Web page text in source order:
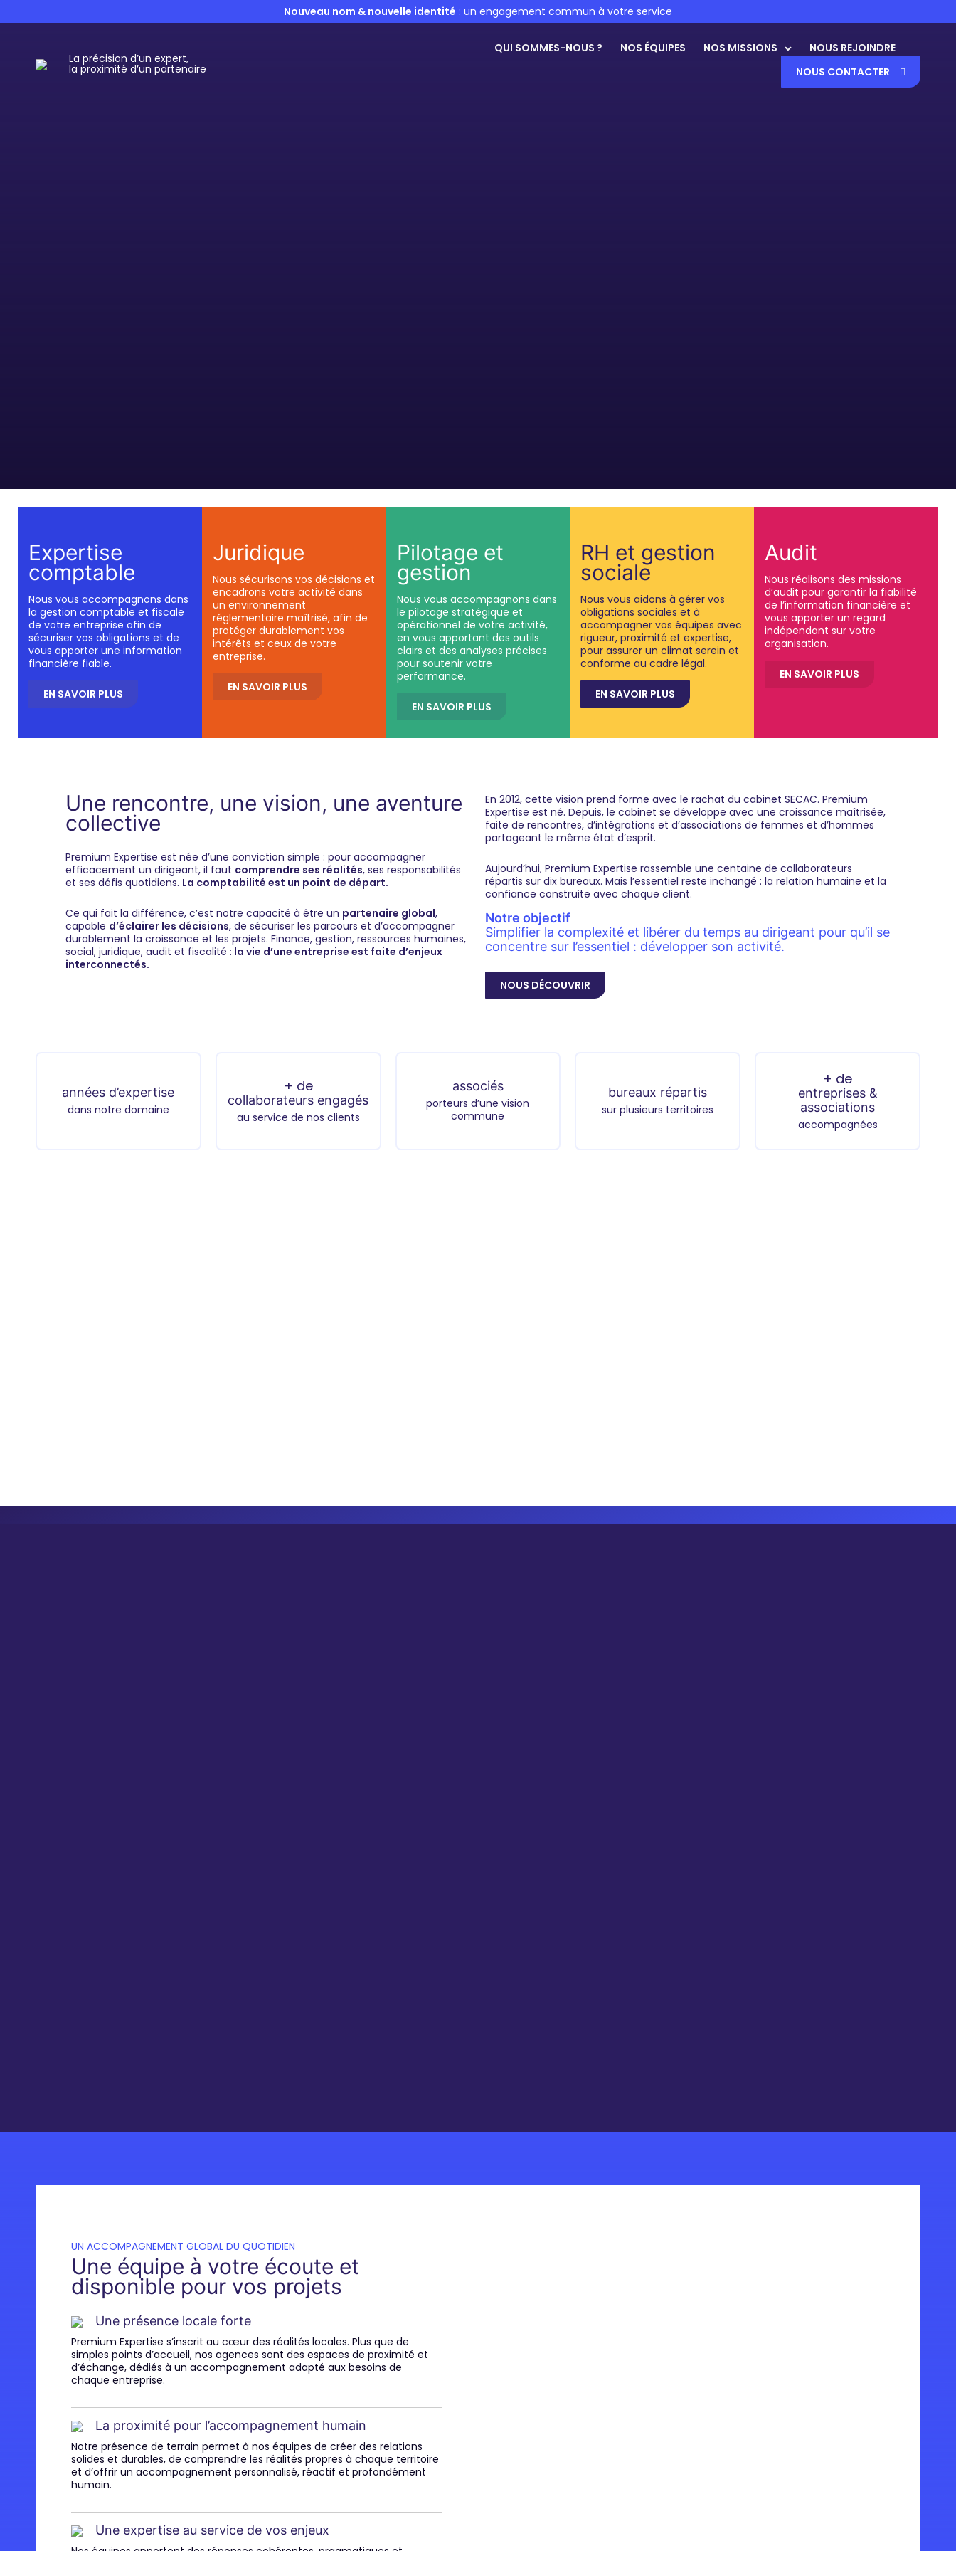
Nouveau nom & nouvelle identité : un engagement commun à votre service
La précision d’un expert,
la proximité d’un partenaire
QUI SOMMES-NOUS ? NOS ÉQUIPES NOS MISSIONS
NOUS REJOINDRE
NOUS CONTACTER
Expertise
comptable
Nous vous accompagnons dans
la gestion comptable et fiscale
de votre entreprise afin de
sécuriser vos obligations et de
vous apporter une information
financière fiable.
EN SAVOIR PLUS
Juridique
Nous sécurisons vos décisions et
encadrons votre activité dans
un environnement
réglementaire maîtrisé, afin de
protéger durablement vos
intérêts et ceux de votre
entreprise.
EN SAVOIR PLUS
Pilotage et
gestion
Nous vous accompagnons dans
le pilotage stratégique et
opérationnel de votre activité,
en vous apportant des outils
clairs et des analyses précises
pour soutenir votre
performance.
EN SAVOIR PLUS
RH et gestion
sociale
Nous vous aidons à gérer vos
obligations sociales et à
accompagner vos équipes avec
rigueur, proximité et expertise,
pour assurer un climat serein et
conforme au cadre légal.
EN SAVOIR PLUS
Audit
Nous réalisons des missions
d’audit pour garantir la fiabilité
de l’information financière et
vous apporter un regard
indépendant sur votre
organisation.
EN SAVOIR PLUS
Une rencontre, une vision, une aventure
collective
Premium Expertise est née d’une conviction simple : pour accompagner
efficacement un dirigeant, il faut comprendre ses réalités, ses responsabilités
et ses défis quotidiens. La comptabilité est un point de départ.
Ce qui fait la différence, c’est notre capacité à être un partenaire global,
capable d’éclairer les décisions, de sécuriser les parcours et d’accompagner
durablement la croissance et les projets. Finance, gestion, ressources humaines,
social, juridique, audit et fiscalité : la vie d’une entreprise est faite d’enjeux
interconnectés.
En 2012, cette vision prend forme avec le rachat du cabinet SECAC. Premium
Expertise est né. Depuis, le cabinet se développe avec une croissance maîtrisée,
faite de rencontres, d’intégrations et d’associations de femmes et d’hommes
partageant le même état d’esprit.
Aujourd’hui, Premium Expertise rassemble une centaine de collaborateurs
répartis sur dix bureaux. Mais l’essentiel reste inchangé : la relation humaine et la
confiance construite avec chaque client.
Notre objectif
Simplifier la complexité et libérer du temps au dirigeant pour qu’il se
concentre sur l’essentiel : développer son activité.
NOUS DÉCOUVRIR
années d’expertise
dans notre domaine
+ de
collaborateurs engagés
au service de nos clients
associés
porteurs d’une vision
commune
bureaux répartis
sur plusieurs territoires
+ de
entreprises &
associations
accompagnées
UN ACCOMPAGNEMENT GLOBAL DU QUOTIDIEN
Une équipe à votre écoute et
disponible pour vos projets
Une présence locale forte
Premium Expertise s’inscrit au cœur des réalités locales. Plus que de
simples points d’accueil, nos agences sont des espaces de proximité et
d’échange, dédiés à un accompagnement adapté aux besoins de
chaque entreprise.
La proximité pour l’accompagnement humain
Notre présence de terrain permet à nos équipes de créer des relations
solides et durables, de comprendre les réalités propres à chaque territoire
et d’offrir un accompagnement personnalisé, réactif et profondément
humain.
Une expertise au service de vos enjeux